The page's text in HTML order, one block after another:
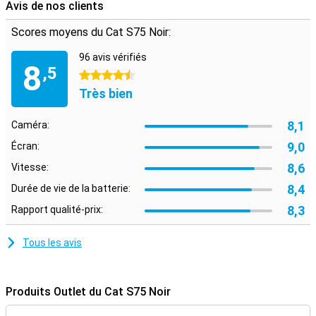
Avis de nos clients
Scores moyens du Cat S75 Noir:
8,5
96 avis vérifiés
4.5 étoiles
Très bien
Caméra: 8,1
Écran: 9,0
Vitesse: 8,6
Durée de vie de la batterie: 8,4
Rapport qualité-prix: 8,3
Tous les avis
Produits Outlet du Cat S75 Noir